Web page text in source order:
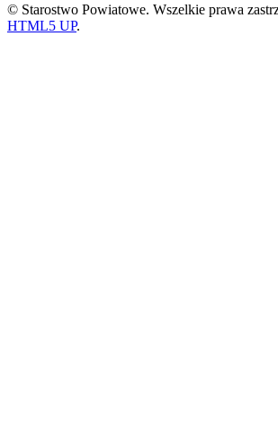
© Starostwo Powiatowe. Wszelkie prawa
HTML5 UP.